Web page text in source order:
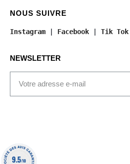
NOUS SUIVRE
Instagram Facebook Tik Tok
NEWSLETTER
9.5/10